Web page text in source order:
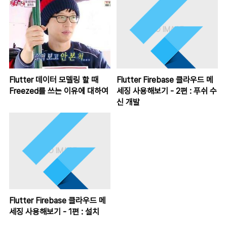
Flutter 데이터 모델링 할 때
Freezed를 쓰는 이유에 대하여
Flutter Firebase 클라우드 메
세징 사용해보기 - 2편 : 푸쉬 수
신 개발
Flutter Firebase 클라우드 메
세징 사용해보기 - 1편 : 설치